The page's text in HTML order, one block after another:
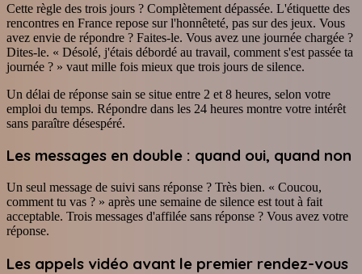
Cette règle des trois jours ? Complètement dépassée. L'étiquette des
rencontres en France repose sur l'honnêteté, pas sur des jeux. Vous
avez envie de répondre ? Faites-le. Vous avez une journée chargée ?
Dites-le. « Désolé, j'étais débordé au travail, comment s'est passée ta
journée ? » vaut mille fois mieux que trois jours de silence.
Un délai de réponse sain se situe entre 2 et 8 heures, selon votre
emploi du temps. Répondre dans les 24 heures montre votre intérêt
sans paraître désespéré.
Les messages en double : quand oui, quand non
Un seul message de suivi sans réponse ? Très bien. « Coucou,
comment tu vas ? » après une semaine de silence est tout à fait
acceptable. Trois messages d'affilée sans réponse ? Vous avez votre
réponse.
Les appels vidéo avant le premier rendez-vous